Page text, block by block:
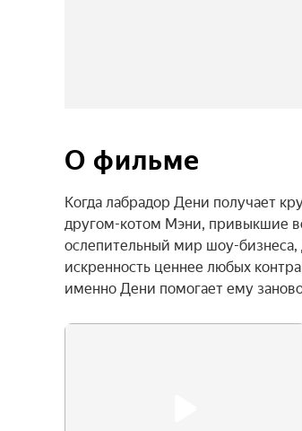
О фильме
Когда лабрадор Дени получает
другом-котом Мэни, привыкшие
ослепительный мир шоу-бизнеса,
искренность ценнее любых
именно Дени помогает ему